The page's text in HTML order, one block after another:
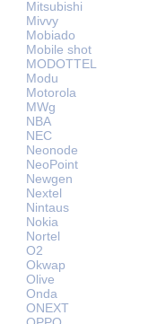
Mitsubishi
Mivvy
Mobiado
Mobile shot
MODOTTEL
Modu
Motorola
MWg
NBA
NEC
Neonode
NeoPoint
Newgen
Nextel
Nintaus
Nokia
Nortel
O2
Okwap
Olive
Onda
ONEXT